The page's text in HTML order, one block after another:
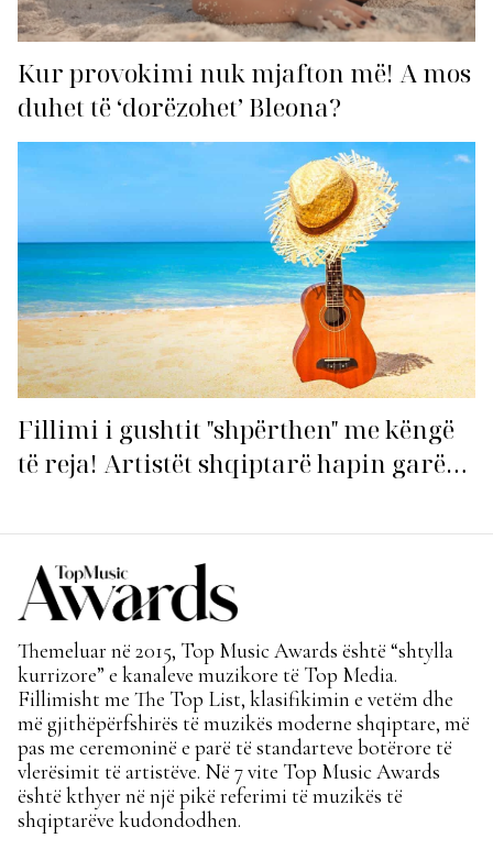
Kur provokimi nuk mjafton më! A mos
duhet të ‘dorëzohet’ Bleona?
Fillimi i gushtit "shpërthen" me këngë
të reja! Artistët shqiptarë hapin garën
Themeluar në 2015, Top Music Awards është “shtylla
kurrizore” e kanaleve muzikore të Top Media.
Fillimisht me The Top List, klasifikimin e vetëm dhe
më gjithëpërfshirës të muzikës moderne shqiptare, më
pas me ceremoninë e parë të standarteve botërore të
vlerësimit të artistëve. Në 7 vite Top Music Awards
është kthyer në një pikë referimi të muzikës të
shqiptarëve kudondodhen.